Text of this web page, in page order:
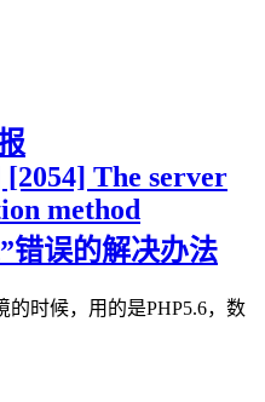
The server
method
错误的解决办法
的时候，用的是PHP5.6，数